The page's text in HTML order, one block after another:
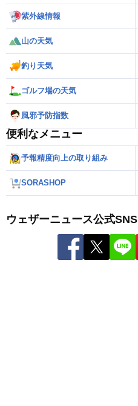
紫外線情報
山の天気
釣り天気
ゴルフ場の天気
風邪予防指数
便利なメニュー
予報精度向上の取り組み
SORASHOP
ウェザーニュース公式SNS